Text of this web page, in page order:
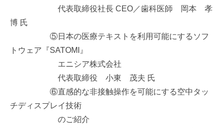
代表取締役社長 CEO／歯科医師 岡本 孝
博 氏
⑤日本の医療テキストを利用可能にするソフ
トウェア『SATOMI』
エニシア株式会社
代表取締役 小東 茂夫 氏
⑥直感的な非接触操作を可能にする空中タッ
チディスプレイ技術
のご紹介